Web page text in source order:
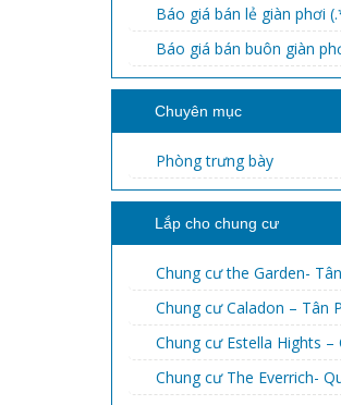
Báo giá bán lẻ giàn phơi
Báo giá bán buôn giàn
Chuyên mục
Phòng trưng bày
Lắp cho chung cư
Chung cư the Garden-
Chung cư Caladon – Tân
Chung cư Estella Hights –
Chung cư The Everrich-